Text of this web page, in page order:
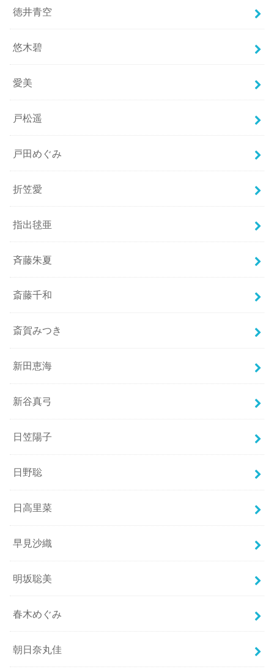
徳井青空
悠木碧
愛美
戸松遥
戸田めぐみ
折笠愛
指出毬亜
斉藤朱夏
斎藤千和
斎賀みつき
新田恵海
新谷真弓
日笠陽子
日野聡
日高里菜
早見沙織
明坂聡美
春木めぐみ
朝日奈丸佳